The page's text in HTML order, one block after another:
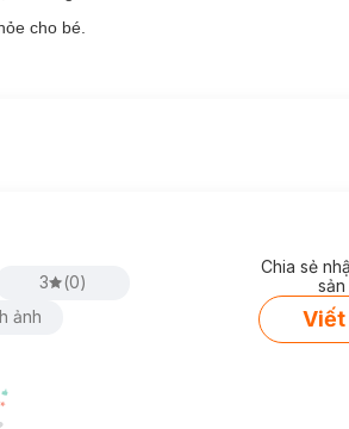
cho bé.
3 (0)
ảnh
Chia sẻ
Viết